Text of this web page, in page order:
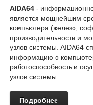
AIDA64 -
является мощнейшим
компьютера (железо,
производительности и
узлов системы. AIDA64
информацию о
работоспособность и
узлов системы.
Подробнее